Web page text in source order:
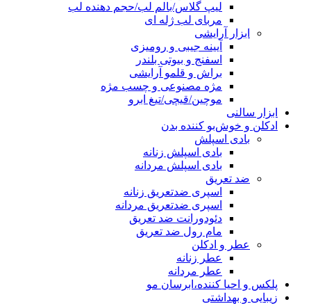
لیپ گلاس/بالم لب/حجم دهنده لب
مربای لب ژله ای
ابزار آرایشی
آیینه جیبی و رومیزی
اسفنج و بیوتی بلندر
براش و قلمو آرایشی
مژه مصنوعی و چسب مژه
موچین/قیچی/تیغ ابرو
ابزار سالنی
ادکلن و خوش‌بو کننده بدن
بادی اسپلش
بادی اسپلش زنانه
بادی اسپلش مردانه
ضد تعریق
اسپری ضدتعریق زنانه
اسپری ضدتعریق مردانه
دئودورانت ضد تعریق
مام رول ضد تعریق
عطر و ادکلن
عطر زنانه
عطر مردانه
پلکس و احیا کننده،ابرسان مو
زیبایی و بهداشتی